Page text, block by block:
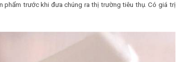
phẩm trước khi đưa chúng ra thị trường tiêu thụ. Có giá trị